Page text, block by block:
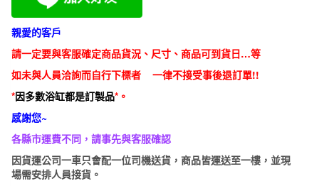
親愛的客戶
請一定要與客服確定商品貨況、尺寸、商品可到貨日…等
如未與人員洽詢而自行下標者 一律不接受事後退訂單!!
*因多數浴缸都是訂製品*。
感謝您~
各縣市運費不同，請事先與客服確認
因貨運公司一車只會配一位司機送貨，商品皆運送至一樓，並現
場需安排人員接貨。